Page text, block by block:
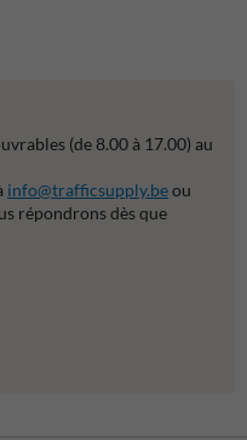
(de 8.00 à 17.00) au
info@trafficsupply.beou
répondrons dès que